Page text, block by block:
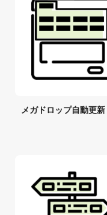
メガドロップ自動更新